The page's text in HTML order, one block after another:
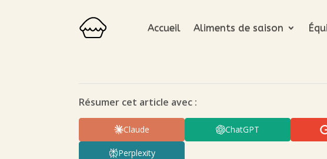
Accueil Aliments de saison
Résumer cet article avec :
Claude ChatGPT
Perplexity